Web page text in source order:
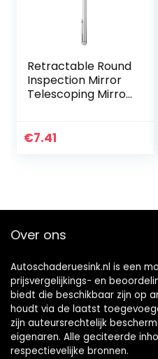
Retractable Round
Inspection Mirror
Telescoping Mirror
Tool with Handle
€7.41
Over ons
Autoschaderuesink.nl is een
prijsvergelijkings- en
biedt die beschikbaar zijn op
houdt via de laatst
zijn auteursrechtelijk
eigenaren. Alle geciteerde
respectievelijke bronnen.